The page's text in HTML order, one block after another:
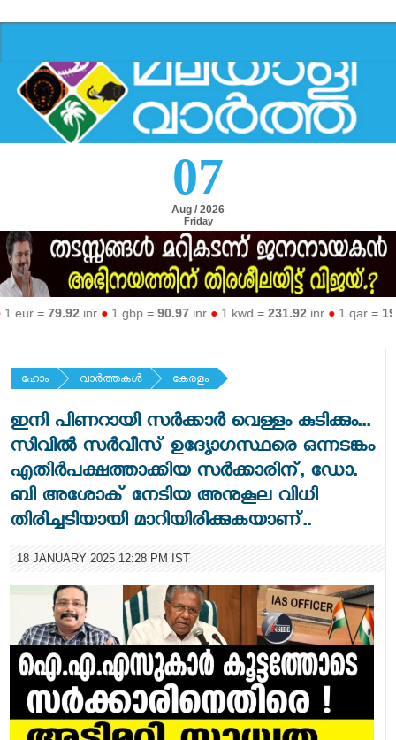
07
Aug / 2026
Friday
79.92 inr●1 gbp =90.97 inr●1 kwd =231.92inr●1 qar = 19.36
ഹോം വാര്‍ത്തകള്‍ കേരളം
ഇനി പിണറായി സർക്കാർ വെള്ളം കുടിക്കും...
സിവിൽ സർവീസ് ഉദ്യോഗസ്ഥരെ ഒന്നടങ്കം
എതിർപക്ഷത്താക്കിയ സർക്കാരിന്, ഡോ.
ബി അശോക് നേടിയ അനുകൂല വിധി
തിരിച്ചടിയായി മാറിയിരിക്കുകയാണ്..
18 JANUARY 2025 12:28 PM IST